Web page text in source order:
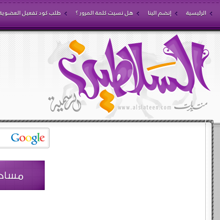
الرئيسية إنضم الينا هل نسيت كلمة المرور ؟ طلب كود تفعيل